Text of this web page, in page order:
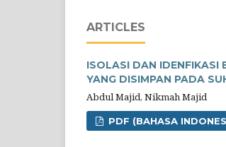
ARTICLES
ISOLASI DAN
YANG DISIMPAN PADA
Abdul Majid, Nikmah Majid
PDF (BAHASA